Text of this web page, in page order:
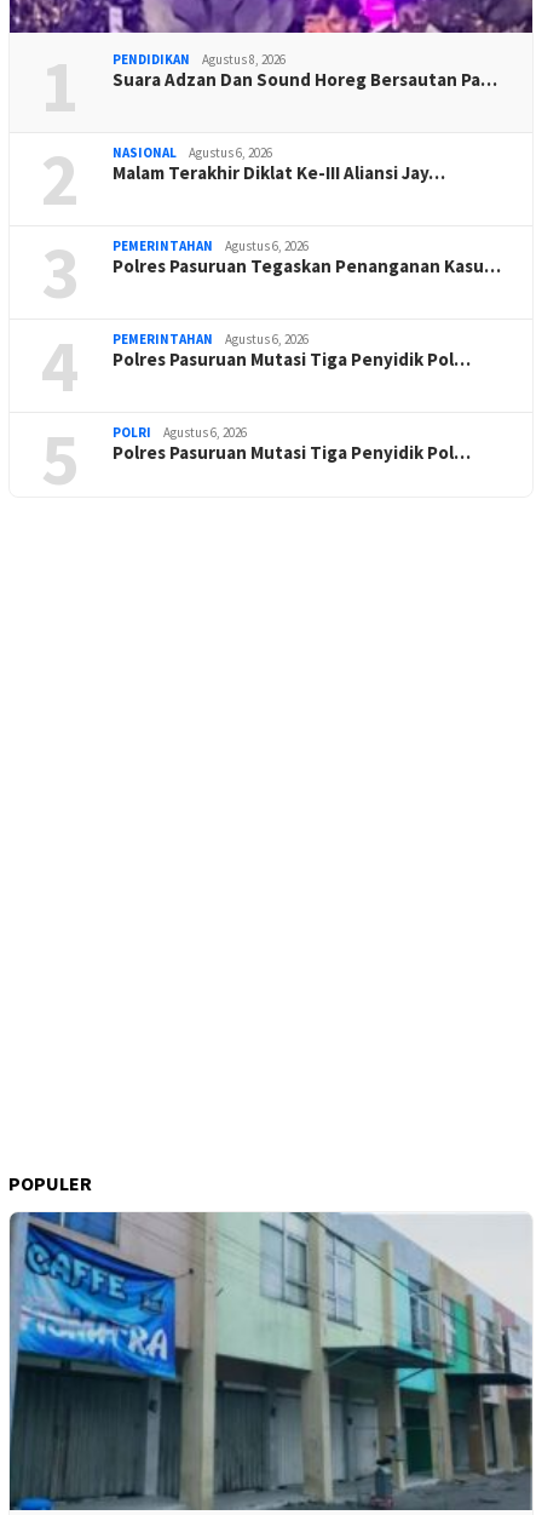
1 PENDIDIKAN Agustus 8, 2026
Suara Adzan Dan Sound Horeg Bersautan Pa…
2 NASIONAL Agustus 6, 2026
Malam Terakhir Diklat Ke-III Aliansi Jay…
3 PEMERINTAHAN Agustus 6, 2026
Polres Pasuruan Tegaskan Penanganan Kasu…
4 PEMERINTAHAN Agustus 6, 2026
Polres Pasuruan Mutasi Tiga Penyidik Pol…
5 POLRI Agustus 6, 2026
Polres Pasuruan Mutasi Tiga Penyidik Pol…
POPULER